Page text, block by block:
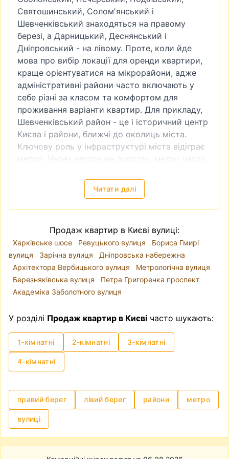
Святошинський, Солом'янський і
Шевченківський знаходяться на правому
березі, а Дарницький, Деснянський і
Дніпровський - на лівому. Проте, коли йде
мова про вибір локації для оренди квартири,
краще орієнтуватися на мікрорайони, адже
адміністративні райони часто включають у
себе різні за класом та комфортом для
проживання варіанти квартир. Для прикладу,
Шевченківський район - це і історичний центр
Києва і райони, ближчі до околиць міста.
Ключову роль у інфраструктурі міста відіграє
метро. Через затори на дорогах, метро часто
квартира біля метро завжди буде більш
привабливою як в інвестиційному плані
(наприклад, якщо ви плануєте купити
для власного проживання.
Продаж квартири без посередників недорого
Таке питання виникає доволі часто —купити
квартиру без посередника. І справді - чи
потрібен ріелтер, для чого сплачувати
додаткові кошти? Приблизно схожого плану
потрібен дизайнер? Ви можете самостійно
знайти квартиру, яка підходить вам за усіма
критеріями і яку пропонує власник, перевірити
чи в порядку всі документи на квартиру,
узгодити всі нюанси із власником та
зазначимо, що це може бути доволі клопітким
та нервовим процесом.
Читати далі
Продаж квартир в Києві вулиці:
Харківське шосе Ревуцького вулиця
Бориса Гмирі
вулиця
Зарічна вулиця
Дніпровська набережна
Архітектора Вербицького вулиця
Метрологічна вулиця
Березняківська вулиця
Петра Григоренка проспект
Академіка Заболотного вулиця
У розділі Продаж квартир в Києві часто шукають:
1-кімнатні 2-кімнатні 3-кімнатні
4-кімнатні
правий берег лівий берег райони метро
вулиці